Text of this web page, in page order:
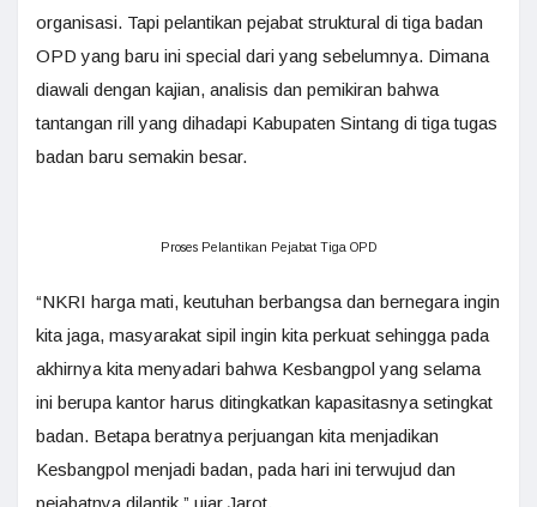
organisasi. Tapi pelantikan pejabat struktural di tiga badan
OPD yang baru ini special dari yang sebelumnya. Dimana
diawali dengan kajian, analisis dan pemikiran bahwa
tantangan rill yang dihadapi Kabupaten Sintang di tiga tugas
badan baru semakin besar.
Proses Pelantikan Pejabat Tiga OPD
“NKRI harga mati, keutuhan berbangsa dan bernegara ingin
kita jaga, masyarakat sipil ingin kita perkuat sehingga pada
akhirnya kita menyadari bahwa Kesbangpol yang selama
ini berupa kantor harus ditingkatkan kapasitasnya setingkat
badan. Betapa beratnya perjuangan kita menjadikan
Kesbangpol menjadi badan, pada hari ini terwujud dan
pejabatnya dilantik,” ujar Jarot.